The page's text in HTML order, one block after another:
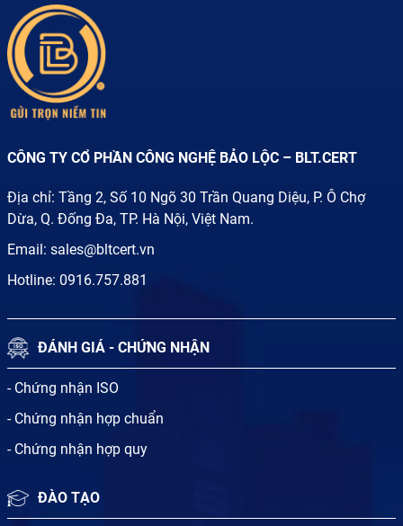
CÔNG TY CỔ PHẦN CÔNG NGHỆ BẢO LỘC – BLT.CERT
Địa chỉ: Tầng 2, Số 10 Ngõ 30 Trần Quang Diệu, P. Ô Chợ
Dừa, Q. Đống Đa, TP. Hà Nội, Việt Nam.
Email: sales@bltcert.vn
Hotline: 0916.757.881
ĐÁNH GIÁ - CHỨNG NHẬN
- Chứng nhận ISO
- Chứng nhận hợp chuẩn
- Chứng nhận hợp quy
ĐÀO TẠO